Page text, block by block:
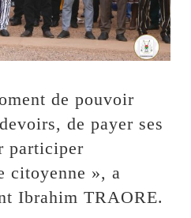
de pouvoir
de payer ses
participer
citoyenne », a
Ibrahim TRAORE.